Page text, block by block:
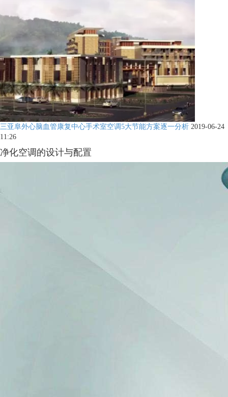
三亚阜外心脑血管康复中心手术室空调5大节能方案逐一分析 2019-06-24
11:26
净化空调的设计与配置